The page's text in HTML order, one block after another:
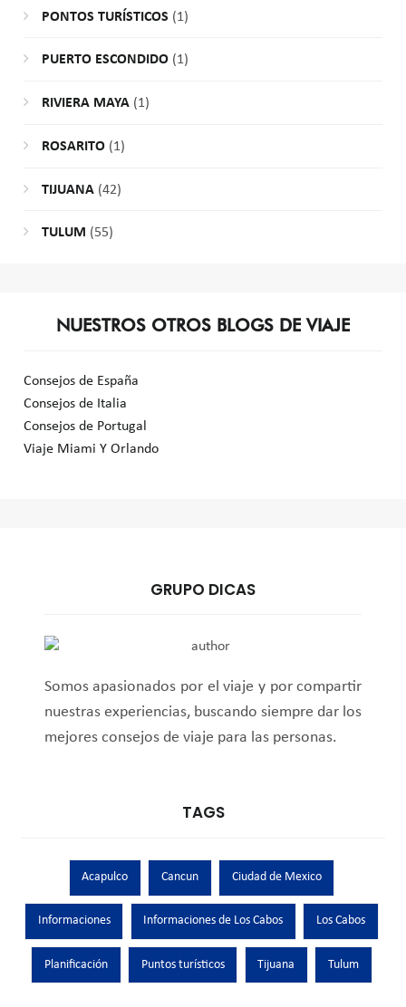
PONTOS TURÍSTICOS (1)
PUERTO ESCONDIDO(1)
RIVIERA MAYA(1)
ROSARITO(1)
TIJUANA(42)
TULUM (55)
NUESTROS OTROS BLOGS DE VIAJE
Consejos de España
Consejos de Italia
Consejos de Portugal
Viaje Miami Y Orlando
GRUPO DICAS
Somos apasionados por el viaje y por compartir
nuestras experiencias, buscando siempre dar los
mejores consejos de viaje para las personas.
TAGS
Acapulco Cancun Ciudad de Mexico
Informaciones Informaciones de Los Cabos Los Cabos
Planificación Puntos turísticos Tijuana Tulum